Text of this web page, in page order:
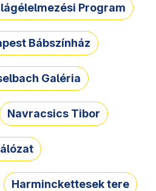
Program
Bábszínház
Galéria
Navracsics Tibor
Harminckettesek tere